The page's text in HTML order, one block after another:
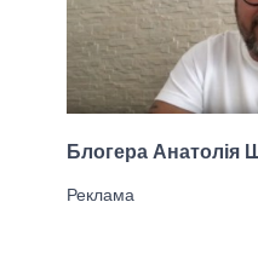
Блогера Анатолія